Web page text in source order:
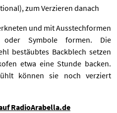
zum Verzieren danach
und mit Ausstechformen
Symbole formen. Die
bestäubtes Backblech setzen
etwa eine Stunde backen.
können sie noch verziert
RadioArabella.de